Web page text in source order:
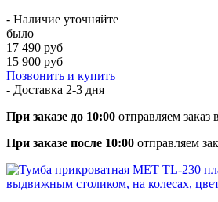
- Наличие уточняйте
было
17 490 руб
15 900 руб
Позвонить и купить
- Доставка 2-3 дня
При заказе до 10:00 отправляем заказ
При заказе после 10:00 отправляем